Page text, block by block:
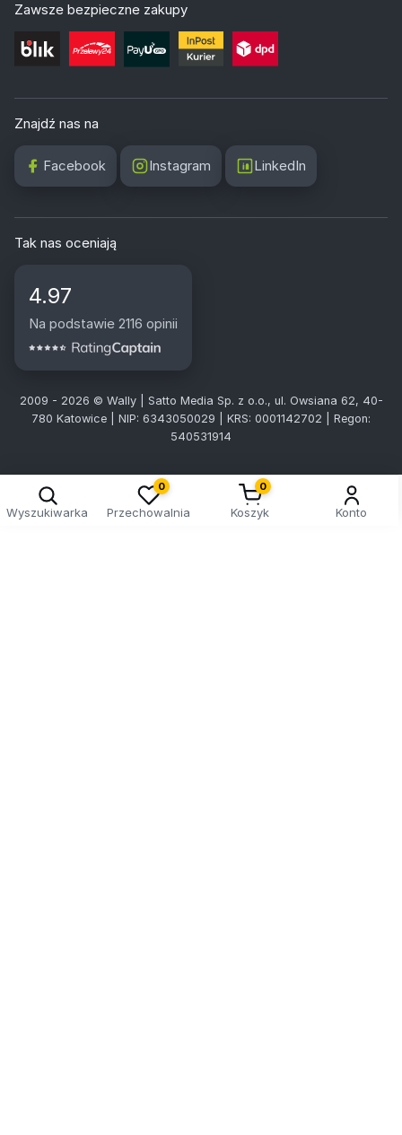
Zawsze bezpieczne zakupy
Znajdź nas na
Facebook Instagram LinkedIn
Tak nas oceniają
4.97
Na podstawie 2116 opinii
2009 - 2026 © Wally | Satto Media Sp. z o.o., ul. Owsiana 62, 40-
780 Katowice | NIP: 6343050029 | KRS: 0001142702 | Regon:
540531914
Wyszukiwarka
0
Przechowalnia
0
Koszyk Konto